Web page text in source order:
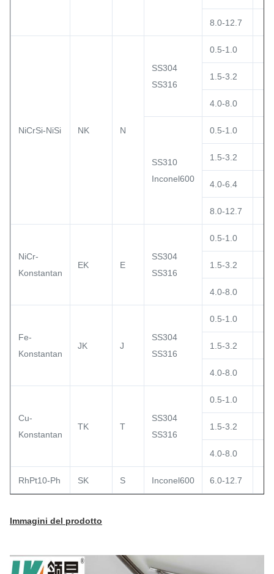
8.0-12.7
NiCrSi-NiSi NK N
SS304
SS316
0.5-1.0
1.5-3.2
4.0-8.0
SS310
Inconel600
0.5-1.0
1.5-3.2
4.0-6.4
8.0-12.7
NiCr-
Konstantan
EK E
SS304
SS316
0.5-1.0
1.5-3.2
4.0-8.0
Fe-
Konstantan
JK J
SS304
SS316
0.5-1.0
1.5-3.2
4.0-8.0
Cu-
Konstantan
TK T
SS304
SS316
0.5-1.0
1.5-3.2
4.0-8.0
RhPt10-Ph SK S Inconel600 6.0-12.7
Immagini del prodotto